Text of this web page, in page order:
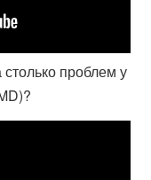
проблем у